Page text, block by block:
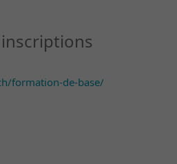
formation-de-base/